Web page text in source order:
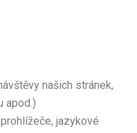
našich stránek,
apod.)
jazykové